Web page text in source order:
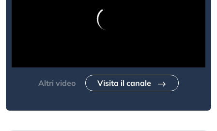
Altri video Visita il canale